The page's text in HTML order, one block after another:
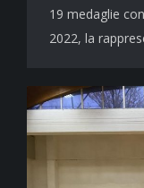
19 medaglie
2022, la